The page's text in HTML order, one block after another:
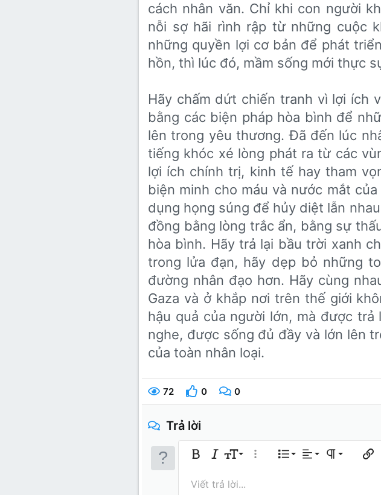
cách nhân văn. Chỉ khi con người
nỗi sợ hãi rình rập từ những cuộc
những quyền lợi cơ bản để phát
hồn, thì lúc đó, mầm sống mới thực
Hãy chấm dứt chiến tranh vì lợi ích
bằng các biện pháp hòa bình để
lên trong yêu thương. Đã đến lúc
tiếng khóc xé lòng phát ra từ các
lợi ích chính trị, kinh tế hay tham
biện minh cho máu và nước mắt
dụng họng súng để hủy diệt lẫn
đồng bằng lòng trắc ẩn, bằng sự
hòa bình. Hãy trả lại bầu trời xanh
trong lửa đạn, hãy dẹp bỏ những
đường nhân đạo hơn. Hãy cùng
Gaza và ở khắp nơi trên thế giới
hậu quả của người lớn, mà được
nghe, được sống đủ đầy và lớn lên
của toàn nhân loại.
72 0 0
Trả lời
Bold In nghiêng
Kích thước
9
Thêm tùy chọn…
Danh sáchDanh sách có
Căn lề
Căn trái
Paragraph
Normal
Màu chữPhông chữArial
Gạch ngang
Mặt cười
MediaTrích dẫn
RedoXóa định dạng
Toggle BB code
Viết trả lời...